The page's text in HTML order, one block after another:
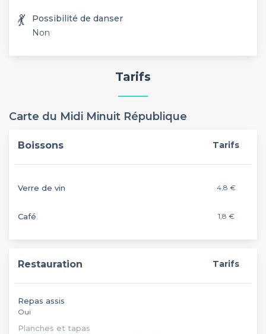
💃
Possibilité de danser
Non
Tarifs
Carte du Midi Minuit République
Boissons Tarifs
Verre de vin 4,8 €
Café 1,8 €
Restauration Tarifs
Repas assis
Oui
Planches et tapas